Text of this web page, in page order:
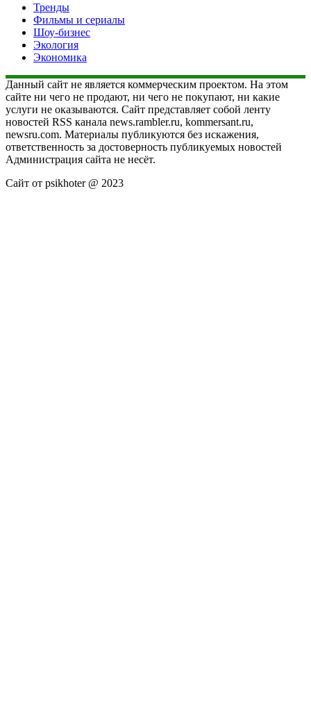
Тренды
Фильмы и сериалы
Шоу-бизнес
Экология
Экономика
Данный сайт не является коммерческим проектом. На этом
сайте ни чего не продают, ни чего не покупают, ни какие
услуги не оказываются. Сайт представляет собой ленту
новостей RSS канала news.rambler.ru, kommersant.ru,
newsru.com. Материалы публикуются без искажения,
ответственность за достоверность публикуемых новостей
Администрация сайта не несёт.
Сайт от psikhoter @ 2023